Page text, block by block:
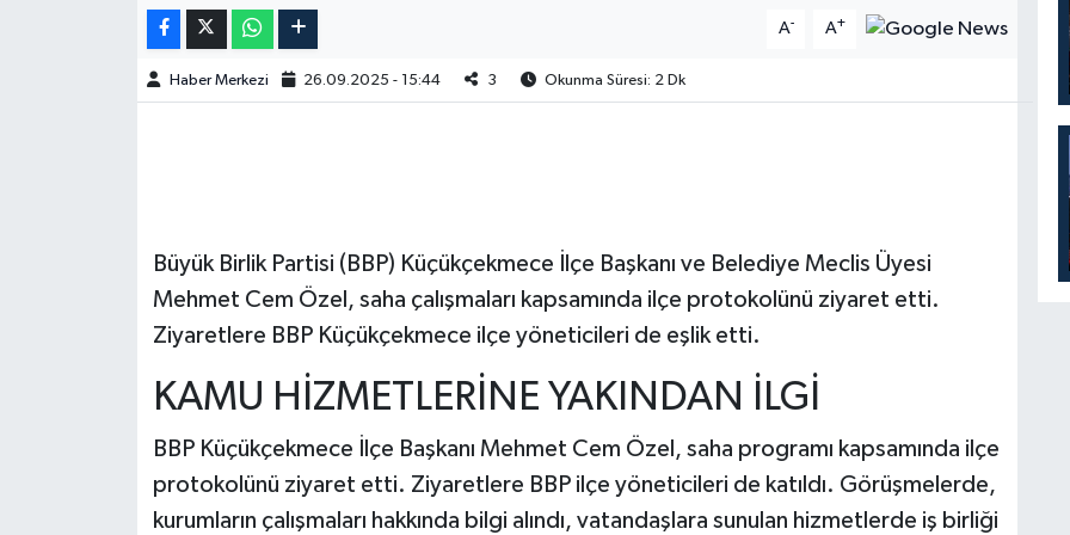
A- A+
Haber Merkezi 26.09.2025 - 15:44 3 Okunma Süresi: 2 Dk
Büyük Birlik Partisi (BBP) Küçükçekmece İlçe Başkanı ve Belediye Meclis Üyesi
Mehmet Cem Özel, saha çalışmaları kapsamında ilçe protokolünü ziyaret etti.
Ziyaretlere BBP Küçükçekmece ilçe yöneticileri de eşlik etti.
KAMU HİZMETLERİNE YAKINDAN İLGİ
BBP Küçükçekmece İlçe Başkanı Mehmet Cem Özel, saha programı kapsamında ilçe
protokolünü ziyaret etti. Ziyaretlere BBP ilçe yöneticileri de katıldı. Görüşmelerde,
kurumların çalışmaları hakkında bilgi alındı, vatandaşlara sunulan hizmetlerde iş birliği